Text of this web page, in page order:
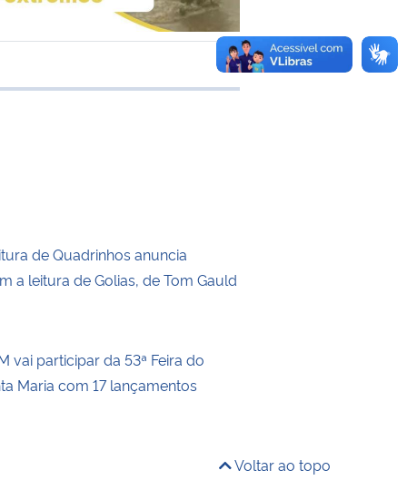
de Quadrinhos anuncia
a leitura de Golias, de Tom Gauld
vai participar da 53ª Feira do
Maria com 17 lançamentos
Voltar ao topo